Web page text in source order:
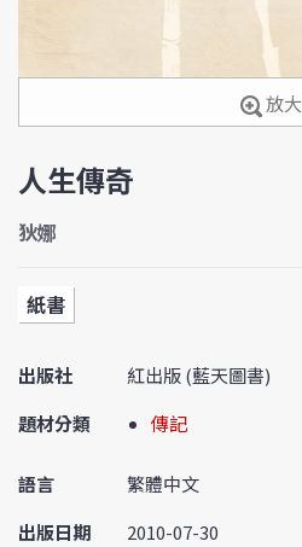
放大
人生傳奇
狄娜
紙書
出版社
紅出版 (藍天圖書)
題材分類
傳記
語言
繁體中文
出版日期
2010-07-30